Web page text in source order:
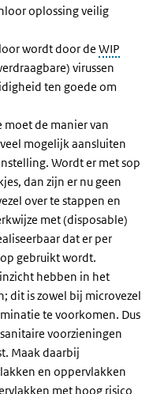
oplossing veilig
wordt door de WIP
virussen
ten goede om
de manier van
mogelijk aansluiten
Wordt er met sop
dan zijn er nu geen
over te stappen en
met (disposable)
dat er per
gebruikt wordt.
hebben in het
dit is zowel bij microvezel
te voorkomen. Dus
voorzieningen
Maak daarbij
en oppervlakken
met hoog risico